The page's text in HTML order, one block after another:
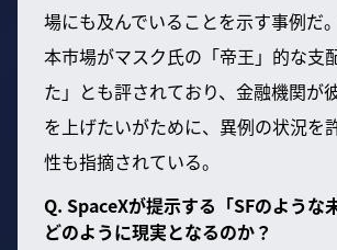
場にも及んでいることを示す事例だ
本市場がマスク氏の「帝王」的な支
た」とも評されており、金融機関が
を上げたいがために、異例の状況を
性も指摘されている。
Q. SpaceXが提示する「SFのような
どのように現実となるのか？